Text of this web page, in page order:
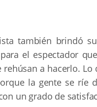
también brindó
el espectador
rehúsan a hacerlo.
la gente se ríe
un grado de